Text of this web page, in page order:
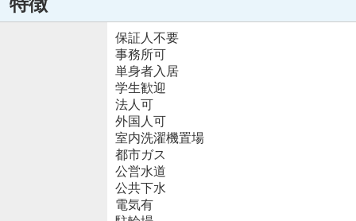
保証人不要
事務所可
単身者入居
学生歓迎
法人可
外国人可
室内洗濯機置場
都市ガス
公営水道
公共下水
電気有